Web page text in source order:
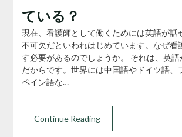
ている？
現在、看護師として働くためには英語が話
不可欠だといわれはじめています。なぜ看
す必要があるのでしょうか。 それは、英
だからです。世界には中国語やドイツ語、
ペイン語な…
Continue Reading